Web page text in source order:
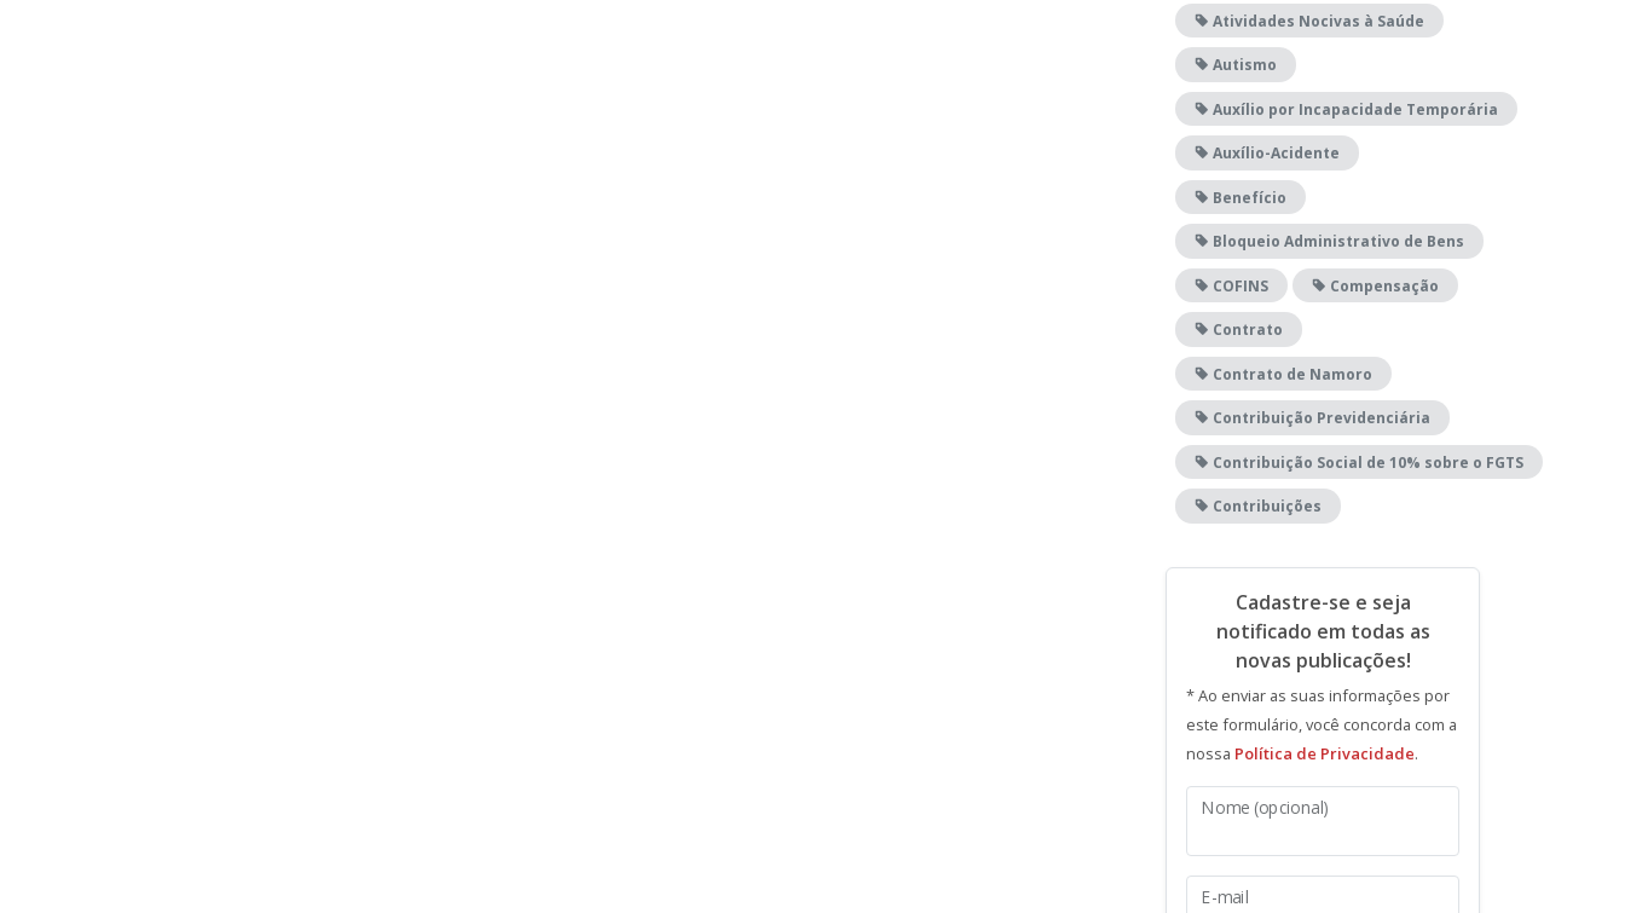
Atividades Nocivas à Saúde
Autismo
Auxílio por Incapacidade Temporária
Auxílio-Acidente
Benefício
Bloqueio Administrativo de Bens
COFINS Compensação
Contrato
Contrato de Namoro
Contribuição Previdenciária
Contribuição Social de 10% sobre o FGTS
Contribuições
Cadastre-se e seja
notificado em todas as
novas publicações!
* Ao enviar as suas informações por
este formulário, você concorda com a
nossa Política de Privacidade.
Nome (opcional)
E-mail